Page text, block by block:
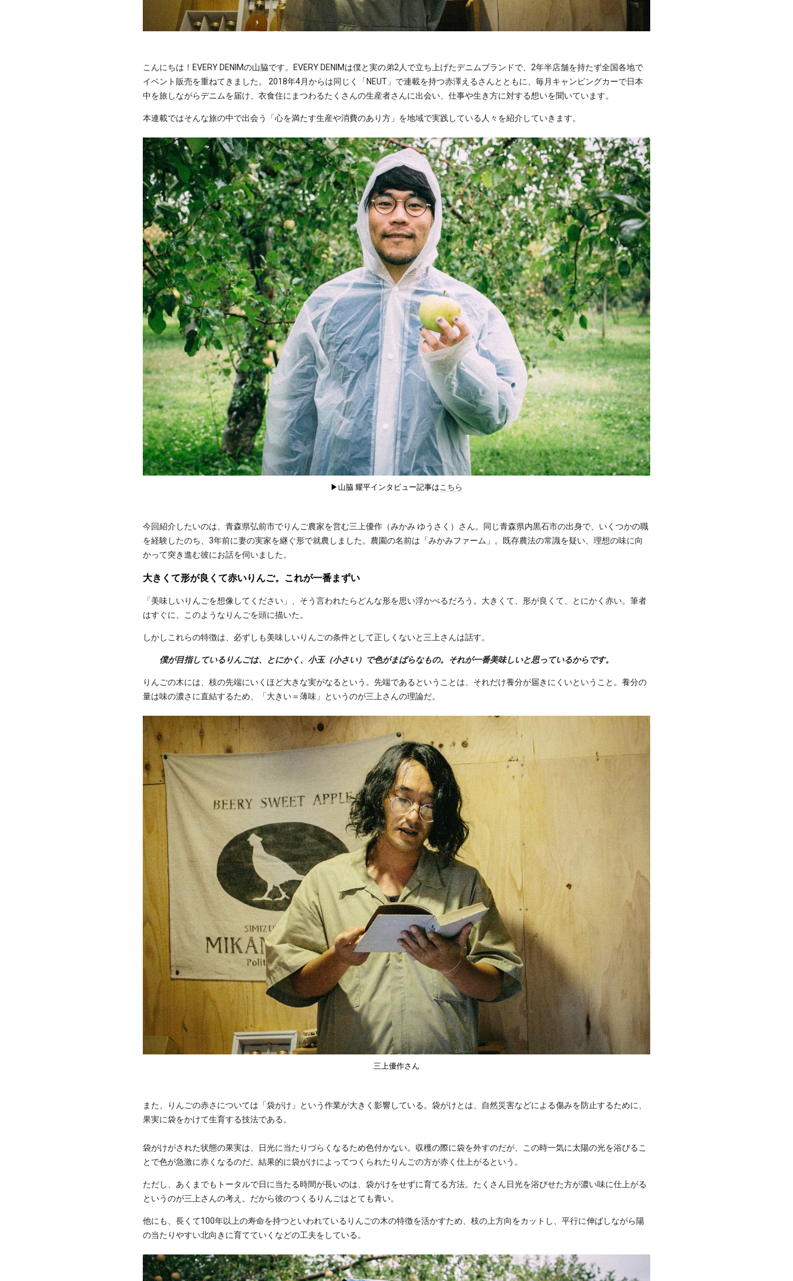
こんにちは！EVERY DENIMの山脇です。EVERY DENIMは僕と実の弟2人で立ち上げたデニムブランドで、2年半店舗を持たず全国各地で
イベント販売を重ねてきました。 2018年4月からは同じく「NEUT」で連載を持つ赤澤えるさんとともに、毎月キャンピングカーで日本
中を旅しながらデニムを届け、衣食住にまつわるたくさんの生産者さんに出会い、仕事や生き方に対する想いを聞いています。
本連載ではそんな旅の中で出会う「心を満たす生産や消費のあり方」を地域で実践している人々を紹介していきます。
▶︎山脇 耀平インタビュー記事はこちら
今回紹介したいのは、青森県弘前市でりんご農家を営む三上優作（みかみ ゆうさく）さん。同じ青森県内黒石市の出身で、いくつかの職
を経験したのち、3年前に妻の実家を継ぐ形で就農しました。農園の名前は「みかみファーム」。既存農法の常識を疑い、理想の味に向
かって突き進む彼にお話を伺いました。
大きくて形が良くて赤いりんご。これが一番まずい
「美味しいりんごを想像してください」、そう言われたらどんな形を思い浮かべるだろう。大きくて、形が良くて、とにかく赤い。筆者
はすぐに、このようなりんごを頭に描いた。
しかしこれらの特徴は、必ずしも美味しいりんごの条件として正しくないと三上さんは話す。
僕が目指しているりんごは、とにかく、小玉（小さい）で色がまばらなもの。それが一番美味しいと思っているからです。
りんごの木には、枝の先端にいくほど大きな実がなるという。先端であるということは、それだけ養分が届きにくいということ。養分の
量は味の濃さに直結するため、「大きい＝薄味」というのが三上さんの理論だ。
三上優作さん
また、りんごの赤さについては「袋がけ」という作業が大きく影響している。袋がけとは、自然災害などによる傷みを防止するために、
果実に袋をかけて生育する技法である。
袋がけがされた状態の果実は、日光に当たりづらくなるため色付かない。収穫の際に袋を外すのだが、この時一気に太陽の光を浴びるこ
とで色が急激に赤くなるのだ。結果的に袋がけによってつくられたりんごの方が赤く仕上がるという。
ただし、あくまでもトータルで日に当たる時間が長いのは、袋がけをせずに育てる方法。たくさん日光を浴びせた方が濃い味に仕上がる
というのが三上さんの考え。だから彼のつくるりんごはとても青い。
他にも、長くて100年以上の寿命を持つといわれているりんごの木の特徴を活かすため、枝の上方向をカットし、平行に伸ばしながら陽
の当たりやすい北向きに育てていくなどの工夫をしている。